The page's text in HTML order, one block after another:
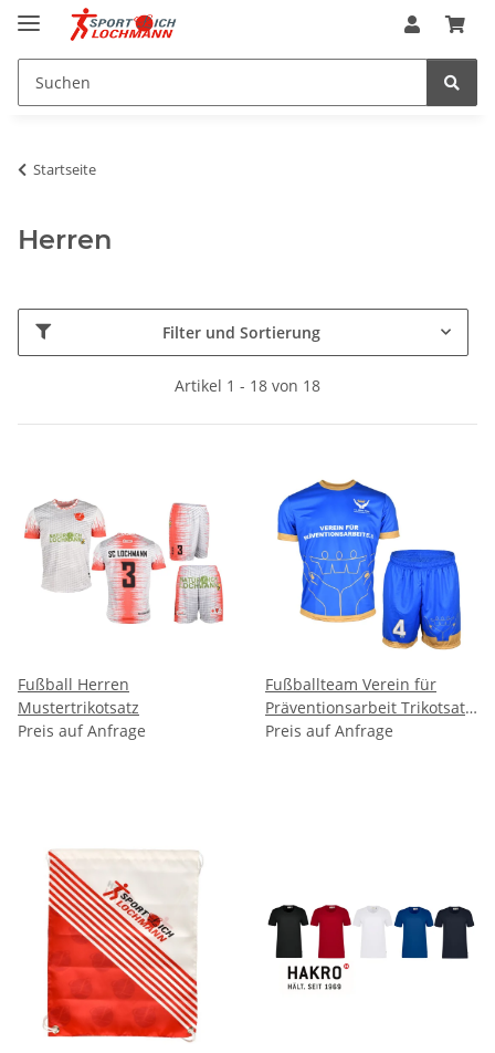
Startseite
Herren
Filter und Sortierung
Artikel 1 - 18 von 18
Fußball Herren
Mustertrikotsatz
Preis auf Anfrage
Fußballteam Verein für
Präventionsarbeit Trikotsatz
Damen Herren unisex
Preis auf Anfrage